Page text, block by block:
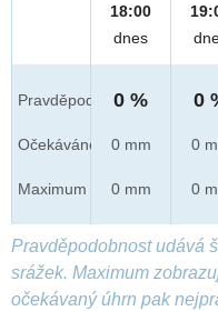
Pravděpod.
Očekáváno
Maximum
18:00
dnes
0 %
0 mm
0 mm
0
0
0
Pravděpodobnost udává
srážek. Maximum
očekávaný úhrn pak